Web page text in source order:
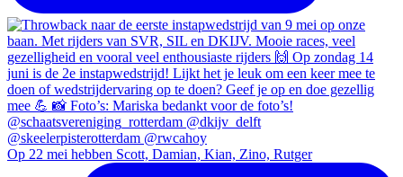
Op 22 mei hebben Scott, Damian, Kian, Zino, Rutger